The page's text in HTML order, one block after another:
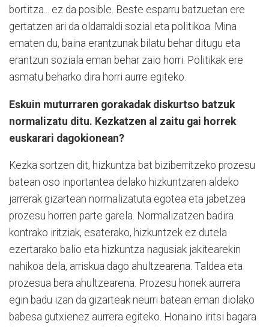
bortitza... ez da posible. Beste esparru batzuetan ere
gertatzen ari da oldarraldi sozial eta politikoa. Mina
ematen du, baina erantzunak bilatu behar ditugu eta
erantzun soziala eman behar zaio horri. Politikak ere
asmatu beharko dira horri aurre egiteko.
Eskuin muturraren gorakadak diskurtso batzuk
normalizatu ditu. Kezkatzen al zaitu gai horrek
euskarari dagokionean?
Kezka sortzen dit, hizkuntza bat biziberritzeko prozesu
batean oso inportantea delako hizkuntzaren aldeko
jarrerak gizartean normalizatuta egotea eta jabetzea
prozesu horren parte garela. Normalizatzen badira
kontrako iritziak, esaterako, hizkuntzek ez dutela
ezertarako balio eta hizkuntza nagusiak jakitearekin
nahikoa dela, arriskua dago ahultzearena. Taldea eta
prozesua bera ahultzearena. Prozesu honek aurrera
egin badu izan da gizarteak neurri batean eman diolako
babesa gutxienez aurrera egiteko. Honaino iritsi bagara